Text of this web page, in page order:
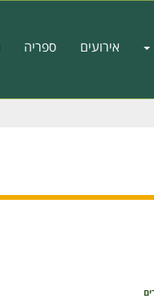
אירועים ספריה